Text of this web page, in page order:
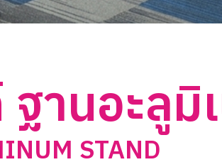
านอะลูมิ
STAND